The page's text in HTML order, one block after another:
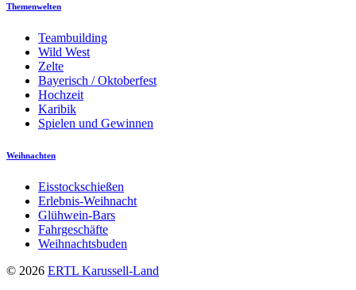
Themenwelten
Teambuilding
Wild West
Zelte
Bayerisch / Oktoberfest
Hochzeit
Karibik
Spielen und Gewinnen
Weihnachten
Eisstockschießen
Erlebnis-Weihnacht
Glühwein-Bars
Fahrgeschäfte
Weihnachtsbuden
© 2026 ERTL Karussell-Land